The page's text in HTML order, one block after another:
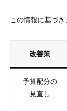
この情報に基づき
改善策
予算配分の
見直し